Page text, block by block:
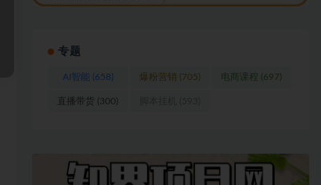
专题
AI智能 (658) 爆粉营销 (705) 电商课程 (697)
直播带货 (300)